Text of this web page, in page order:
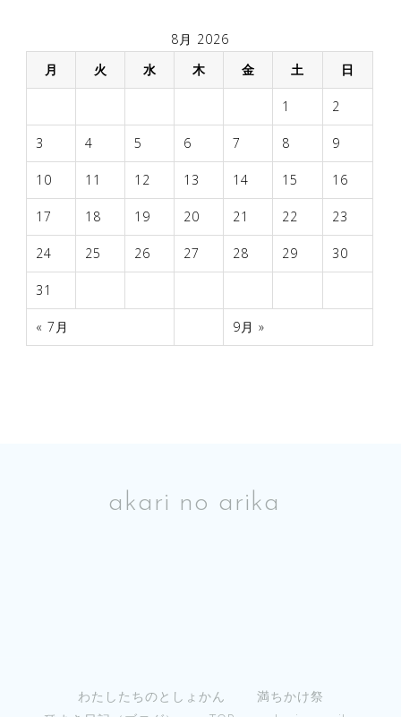
シ
ン
8月 2026
月
火 水 木 金 土 日
1 2
3 4 5 6 7 8 9
10 11 12 13 14 15 16
17 18 19 20 21 22 23
24 25 26 27 28 29 30
31
« 7月 9月 »
akari no arika
わたしたちのとしょかん
満ちかけ祭